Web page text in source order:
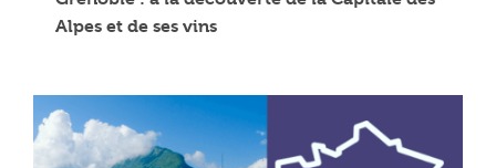
Alpes et de ses vins